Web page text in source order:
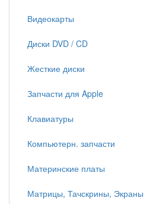
Видеокарты
Диски DVD / CD
Жесткие диски
Запчасти для Apple
Клавиатуры
Компьютерн. запчасти
Материнские платы
Матрицы, Тачскрины, Экраны